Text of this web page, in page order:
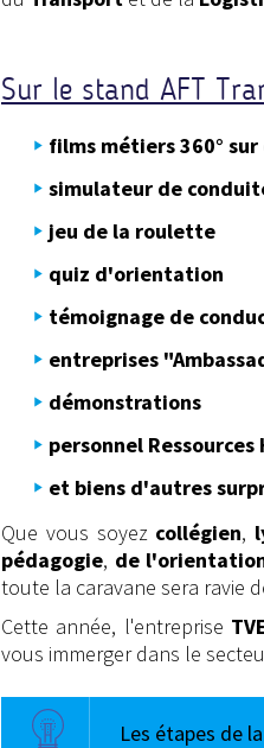
Sur le stand AFT
films métiers 360° sur
simulateur de
jeu de la roulette
quiz d'orientation
témoignage de
entreprises
démonstrations
personnel Ressources
et biens d'autres
Que vous soyez collégien,
pédagogie, de
toute la caravane sera ravie
Cette année, l'entreprise
vous immerger dans le
Les étapes de